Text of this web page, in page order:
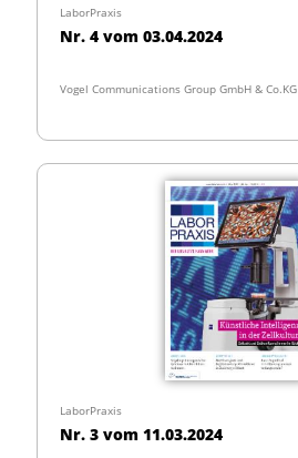
LaborPraxis
Nr. 4 vom 03.04.2024
Vogel Communications Group GmbH & Co.KG
LaborPraxis
Nr. 3 vom 11.03.2024